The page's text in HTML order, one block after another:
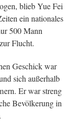
blieb Yue Fei
ein nationales
500 Mann
Flucht.
Geschick war
sich außerhalb
Er war streng
Bevölkerung in